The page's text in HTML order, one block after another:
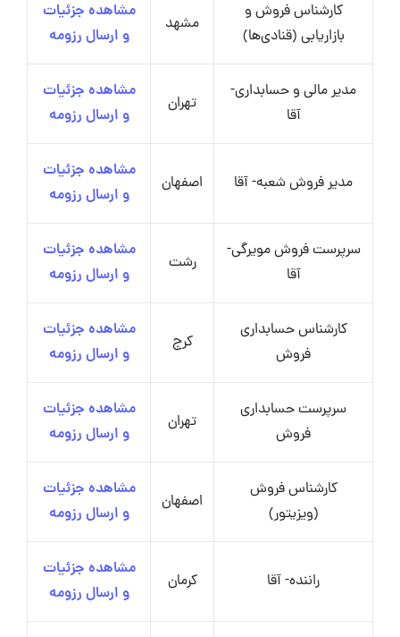
کارشناس فروش و
بازاریابی (قنادی‌ها)
مشهد
مشاهده جزئیات
و ارسال رزومه
مدیر مالی و حسابداری-
آقا
تهران
مشاهده جزئیات
و ارسال رزومه
مدیر فروش شعبه- آقا اصفهان
مشاهده جزئیات
و ارسال رزومه
سرپرست فروش مویرگی-
آقا
رشت
مشاهده جزئیات
و ارسال رزومه
کارشناس حسابداری
فروش
کرج
مشاهده جزئیات
و ارسال رزومه
سرپرست حسابداری
فروش
تهران
مشاهده جزئیات
و ارسال رزومه
کارشناس فروش
(ویزیتور)
اصفهان
مشاهده جزئیات
و ارسال رزومه
راننده- آقا کرمان
مشاهده جزئیات
و ارسال رزومه